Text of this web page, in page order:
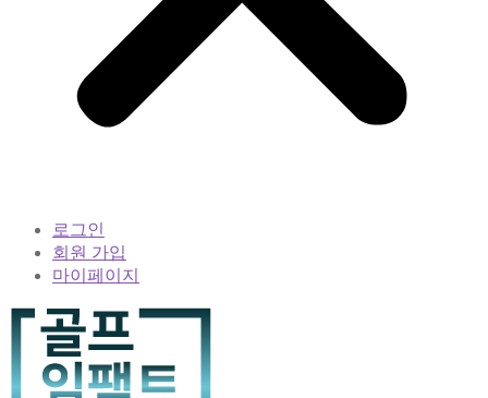
로그인
회원 가입
마이페이지